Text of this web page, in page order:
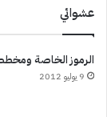
عشوائي
الرموز الخاصة
9 يوليو 2012